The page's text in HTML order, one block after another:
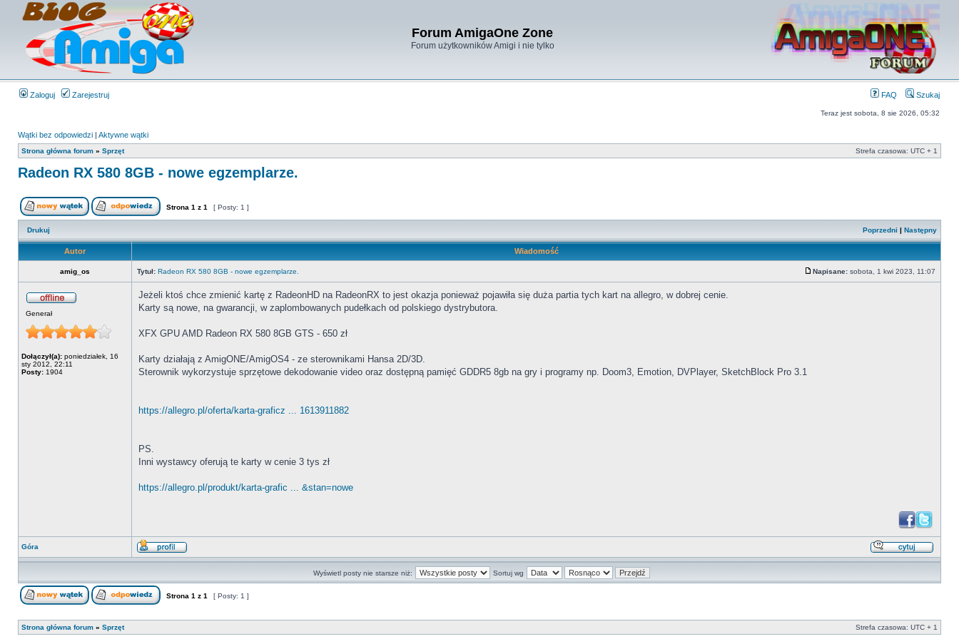
Forum AmigaOne Zone
Forum użytkowników Amigi i nie tylko
Zaloguj Zarejestruj FAQ Szukaj
Teraz jest sobota, 8 sie 2026, 05:32
Wątki bez odpowiedzi | Aktywne wątki
Strona główna forum » Sprzęt Strefa czasowa: UTC + 1
Radeon RX 580 8GB - nowe egzemplarze.
Strona 1 z 1 [ Posty: 1 ]
Drukuj Poprzedni | Następny
Autor Wiadomość
amig_os Tytuł: Radeon RX 580 8GB - nowe egzemplarze. Napisane: sobota, 1 kwi 2023, 11:07
Generał
Dołączył(a): poniedziałek, 16
sty 2012, 22:11
Posty: 1904
Jeżeli ktoś chce zmienić kartę z RadeonHD na RadeonRX to jest okazja ponieważ pojawiła się duża partia tych kart na allegro, w dobrej cenie.
Karty są nowe, na gwarancji, w zaplombowanych pudełkach od polskiego dystrybutora.
XFX GPU AMD Radeon RX 580 8GB GTS - 650 zł
Karty działają z AmigONE/AmigOS4 - ze sterownikami Hansa 2D/3D.
Sterownik wykorzystuje sprzętowe dekodowanie video oraz dostępną pamięć GDDR5 8gb na gry i programy np. Doom3, Emotion, DVPlayer, SketchBlock Pro 3.1
https://allegro.pl/oferta/karta-graficz ... 1613911882
PS.
Inni wystawcy oferują te karty w cenie 3 tys zł
https://allegro.pl/produkt/karta-grafic ... &stan=nowe
Góra
Wyświetl posty nie starsze niż: Sortuj wg
Strona 1 z 1 [ Posty: 1 ]
Strona główna forum » Sprzęt Strefa czasowa: UTC + 1